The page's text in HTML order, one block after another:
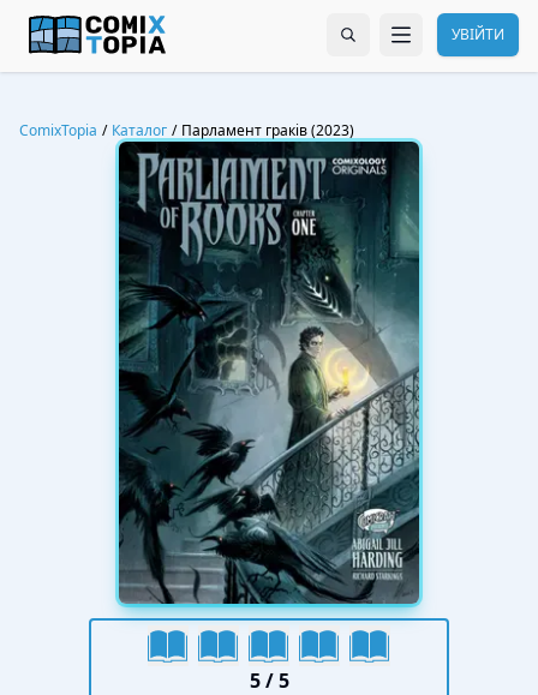
УВІЙТИ
ComixTopia / Каталог / Парламент граків (2023)
5/ 5